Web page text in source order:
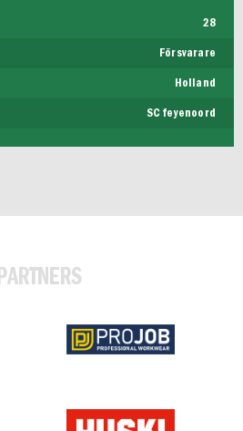
28
Försvarare
Holland
SC feyenoord
PARTNERS